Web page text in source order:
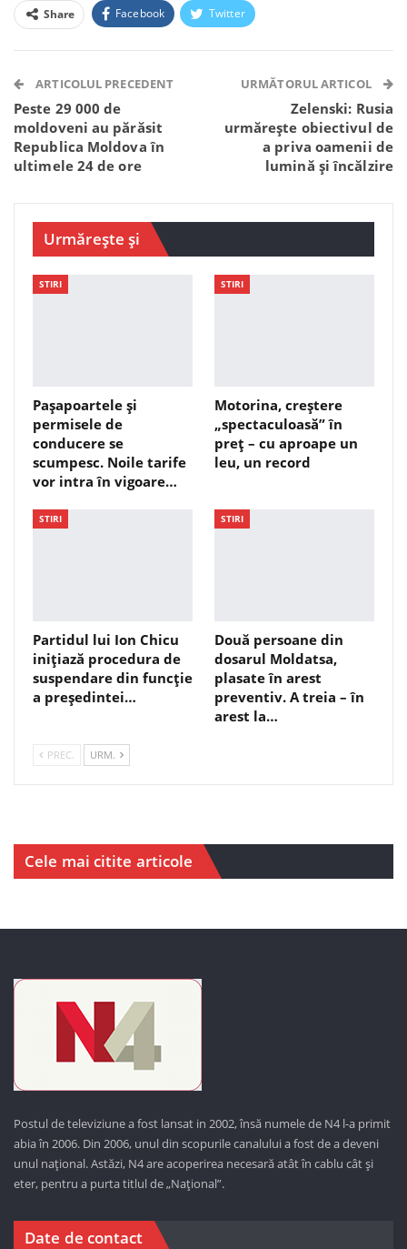
Share Facebook Twitter
Telegram WhatsApp Viber
ARTICOLUL PRECEDENT
Peste 29 000 de
moldoveni au părăsit
Republica Moldova în
ultimele 24 de ore
URMĂTORUL ARTICOL
Zelenski: Rusia
urmărește obiectivul de
a priva oamenii de
lumină şi încălzire
Urmărește și
STIRI
Pașapoartele și
permisele de
conducere se
scumpesc. Noile tarife
vor intra în vigoare…
STIRI
Motorina, creștere
„spectaculoasă” în
preț – cu aproape un
leu, un record
STIRI
Partidul lui Ion Chicu
inițiază procedura de
suspendare din funcție
a președintei…
STIRI
Două persoane din
dosarul Moldatsa,
plasate în arest
preventiv. A treia – în
arest la…
PREC. URM.
Cele mai citite articole
Postul de televiziune a fost lansat in 2002, însă numele de N4 l-a primit
abia în 2006. Din 2006, unul din scopurile canalului a fost de a deveni
unul național. Astăzi, N4 are acoperirea necesară atât în cablu cât și
eter, pentru a purta titlul de „Național”.
Date de contact